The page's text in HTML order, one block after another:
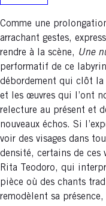
Comme une
arrachant gestes,
rendre à la scène, Une
performatif de ce
débordement qui clôt
et les œuvres qui l’ont
relecture au présent et
nouveaux échos. Si
voir des visages dans
densité, certains de ces
Rita Teodoro, qui
pièce où des chants
remodèlent sa